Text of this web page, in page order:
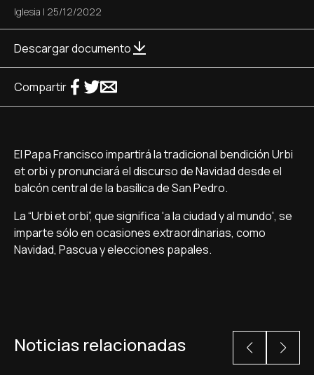
Iglesia | 25/12/2022
Descargar documento
Compartir
El Papa Francisco impartirá la tradicional bendición Urbi
et orbi y pronunciará el discurso de Navidad desde el
balcón central de la basílica de San Pedro.
La “Urbi et orbi”, que significa 'a la ciudad y al mundo', se
imparte sólo en ocasiones extraordinarias, como
Navidad, Pascua y elecciones papales.
Noticias relacionadas